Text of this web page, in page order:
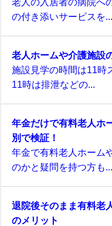
老人の入居者の病院へ
の付き添いサービスを...
老人ホームや介護施設
施設見学の時間は11時
11時は排泄などの...
年金だけで有料老人ホ
別で検証！
年金で有料老人ホーム
のかと疑問を持つ方も...
退院後そのまま有料老
のメリット